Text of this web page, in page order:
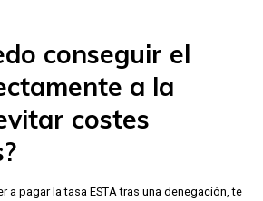
conseguir el
a la
costes
a pagar la tasa ESTA tras una denegación, te